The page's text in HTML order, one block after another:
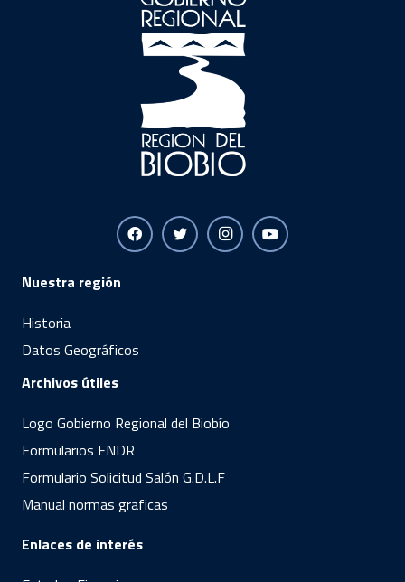
Nuestra región
Historia
Datos Geográficos
Archivos útiles
Logo Gobierno Regional del Biobío
Formularios FNDR
Formulario Solicitud Salón G.D.L.F
Manual normas graficas
Enlaces de interés